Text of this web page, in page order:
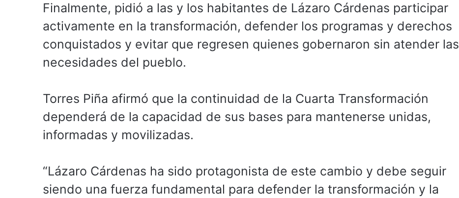
Finalmente, pidió a las y los habitantes de Lázaro Cárdenas participar
activamente en la transformación, defender los programas y derechos
conquistados y evitar que regresen quienes gobernaron sin atender las
necesidades del pueblo.
Torres Piña afirmó que la continuidad de la Cuarta Transformación
dependerá de la capacidad de sus bases para mantenerse unidas,
informadas y movilizadas.
“Lázaro Cárdenas ha sido protagonista de este cambio y debe seguir
siendo una fuerza fundamental para defender la transformación y la